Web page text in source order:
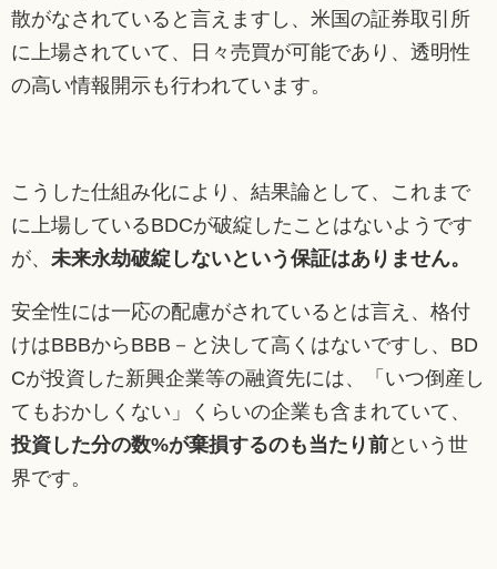
散がなされていると言えますし、米国の証券取引所
に上場されていて、日々売買が可能であり、透明性
の高い情報開示も行われています。
こうした仕組み化により、結果論として、これまで
に上場しているBDCが破綻したことはないようです
が、 未来永劫破綻しないという保証はありません。
安全性には一応の配慮がされているとは言え、格付
けはBBBからBBB－と決して高くはないですし、BD
Cが投資した新興企業等の融資先には、「いつ倒産し
てもおかしくない」くらいの企業も含まれていて、
投資した分の数%が棄損するのも当たり前という世
界です。